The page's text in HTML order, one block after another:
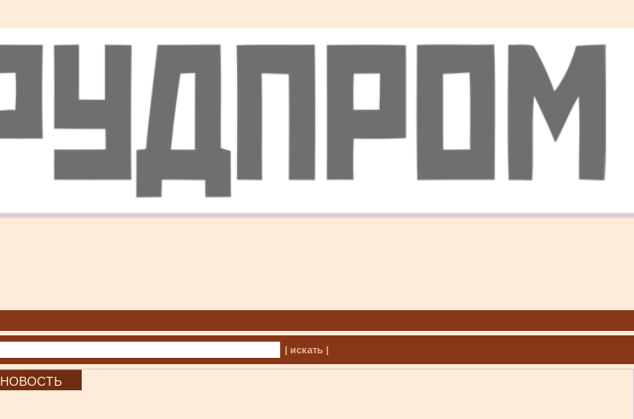
| искать |
НОВОСТЬ